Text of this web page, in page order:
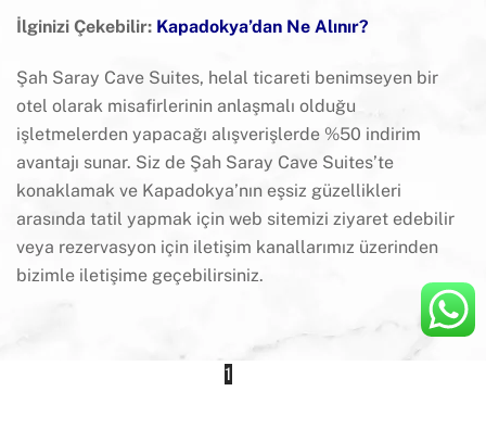
İlginizi Çekebilir: Kapadokya’dan Ne Alınır?
Şah Saray Cave Suites, helal ticareti benimseyen bir
otel olarak misafirlerinin anlaşmalı olduğu
işletmelerden yapacağı alışverişlerde %50 indirim
avantajı sunar. Siz de Şah Saray Cave Suites’te
konaklamak ve Kapadokya’nın eşsiz güzellikleri
arasında tatil yapmak için web sitemizi ziyaret edebilir
veya rezervasyon için iletişim kanallarımız üzerinden
bizimle iletişime geçebilirsiniz.
1